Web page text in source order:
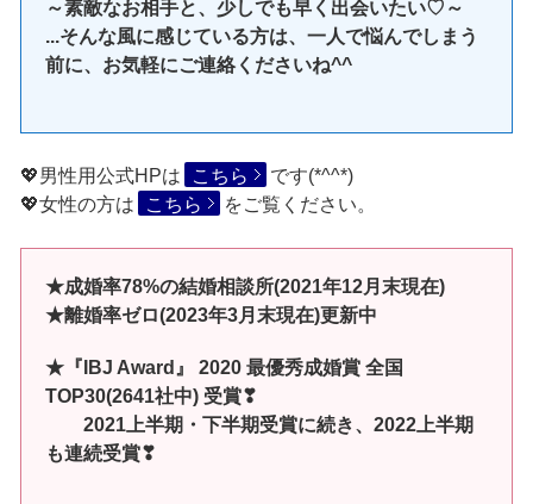
～素敵なお相手と、少しでも早く出会いたい♡～
...そんな風に感じている方は、一人で悩んでしまう
前に、お気軽にご連絡くださいね^^
💖男性用公式HPは こちら
です(*^^*)
💖女性の方は
こちら をご覧ください。
★成婚率78%の結婚相談所(2021年12月末現在)
★離婚率ゼロ(2023年3月末現在)更新中
★『IBJ Award』 2020 最優秀成婚賞 全国
TOP30(2641社中) 受賞❣
2021上半期・下半期受賞に続き、2022上半期
も連続受賞❣